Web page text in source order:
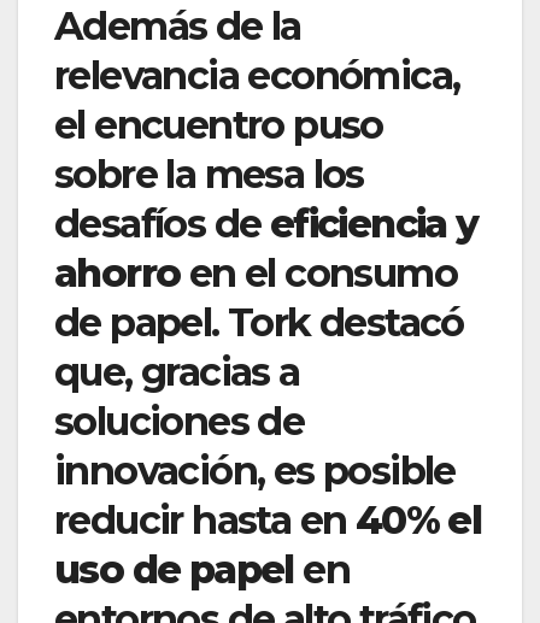
Además de la
relevancia económica,
el encuentro puso
sobre la mesa los
desafíos de eficiencia y
ahorroen el consumo
de papel. Tork destacó
que, gracias a
soluciones de
innovación, es posible
reducir hasta en 40% el
uso de papelen